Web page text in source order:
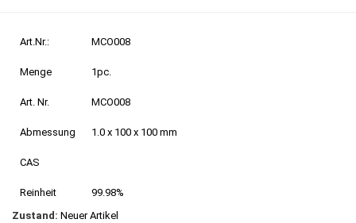
Art.Nr.: MCO008
Menge 1pc.
Art. Nr. MCO008
Abmessung 1.0 x 100 x 100 mm
CAS
Reinheit
99.98%
Zustand: Neuer Artikel